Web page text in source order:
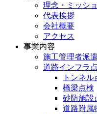
理念・ミッシ
代表挨拶
会社概要
アクセス
事業内容
施工管理者派遣
道路インフラ
トンネル
橋梁点検
砂防施設
道路附属